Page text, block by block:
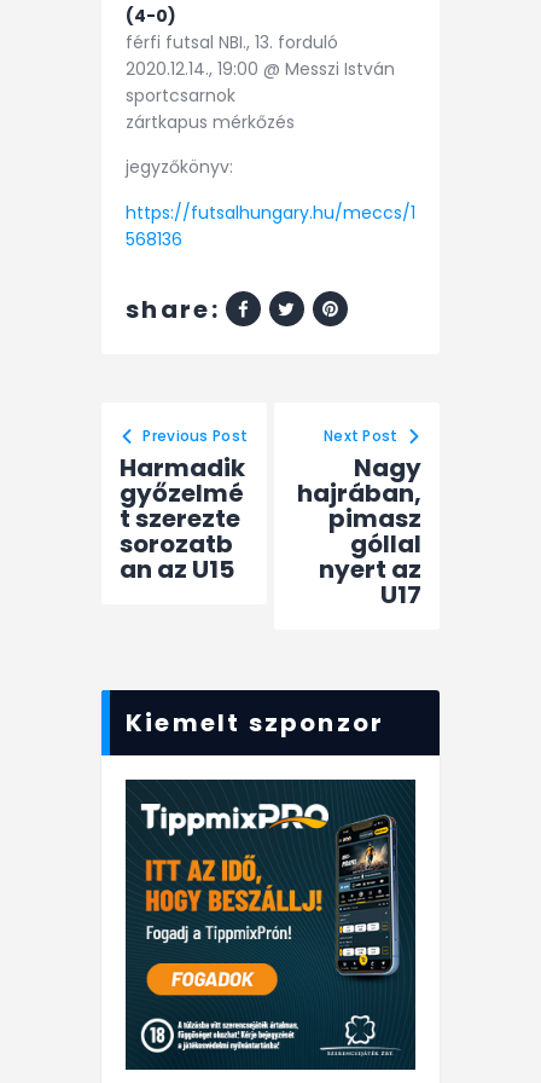
(4-0)
férfi futsal NBI., 13. forduló
2020.12.14., 19:00 @ Messzi István
sportcsarnok
zártkapus mérkőzés
jegyzőkönyv:
https://futsalhungary.hu/meccs/1
568136
share:
Previous Post
Harmadik
győzelmé
t szerezte
sorozatb
an az U15
Next Post
Nagy
hajrában,
pimasz
góllal
nyert az
U17
Kiemelt szponzor